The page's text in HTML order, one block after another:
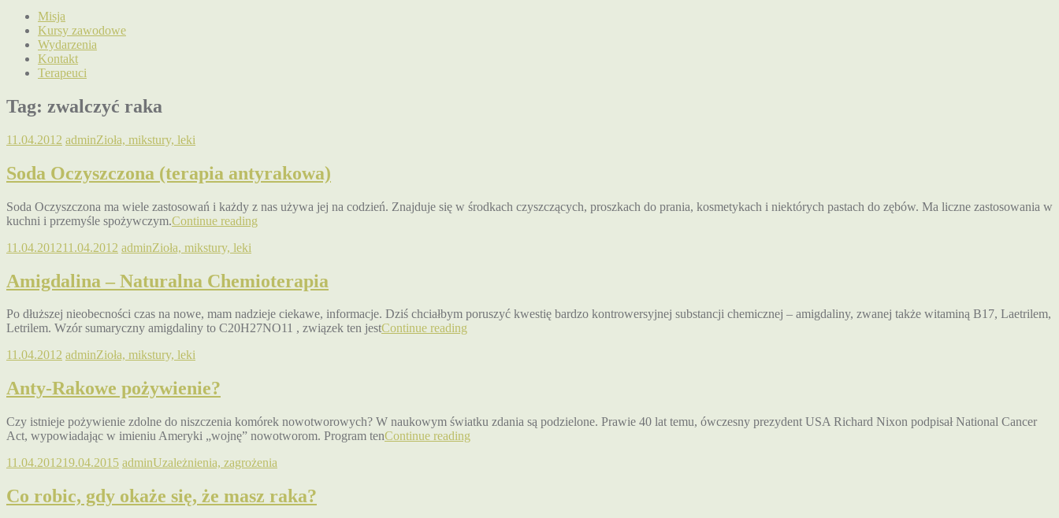
Misja
Kursy zawodowe
Wydarzenia
Kontakt
Terapeuci
Tag: zwalczyć raka
11.04.2012 adminZioła, mikstury, leki
Soda Oczyszczona (terapia antyrakowa)
Soda Oczyszczona ma wiele zastosowań i każdy z nas używa jej na codzień. Znajduje się w środkach czyszczących, proszkach do prania, kosmetykach i niektórych pastach do zębów. Ma liczne zastosowania w
kuchni i przemyśle spożywczym.Continue reading
11.04.201211.04.2012 adminZioła, mikstury, leki
Amigdalina – Naturalna Chemioterapia
Po dłuższej nieobecności czas na nowe, mam nadzieje ciekawe, informacje. Dziś chciałbym poruszyć kwestię bardzo kontrowersyjnej substancji chemicznej – amigdaliny, zwanej także witaminą B17, Laetrilem,
Letrilem. Wzór sumaryczny amigdaliny to C20H27NO11 , związek ten jestContinue reading
11.04.2012 adminZioła, mikstury, leki
Anty-Rakowe pożywienie?
Czy istnieje pożywienie zdolne do niszczenia komórek nowotworowych? W naukowym światku zdania są podzielone. Prawie 40 lat temu, ówczesny prezydent USA Richard Nixon podpisał National Cancer
Act, wypowiadając w imieniu Ameryki „wojnę” nowotworom. Program tenContinue reading
11.04.201219.04.2015 adminUzależnienia, zagrożenia
Co robic, gdy okaże się, że masz raka?